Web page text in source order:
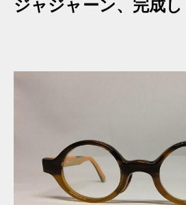
ジャジャーン、完成し